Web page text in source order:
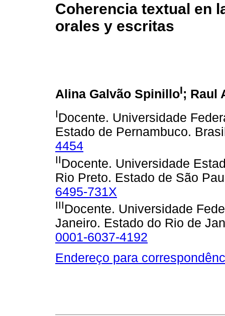
Coherencia textual en
orales y escritas
Alina Galvão SpinilloI; Raul
IDocente. Universidade
Estado de Pernambuco.
4454
IIDocente. Universidade
Rio Preto. Estado de São
6495-731X
IIIDocente. Universidade
Janeiro. Estado do Rio de
0001-6037-4192
Endereço para